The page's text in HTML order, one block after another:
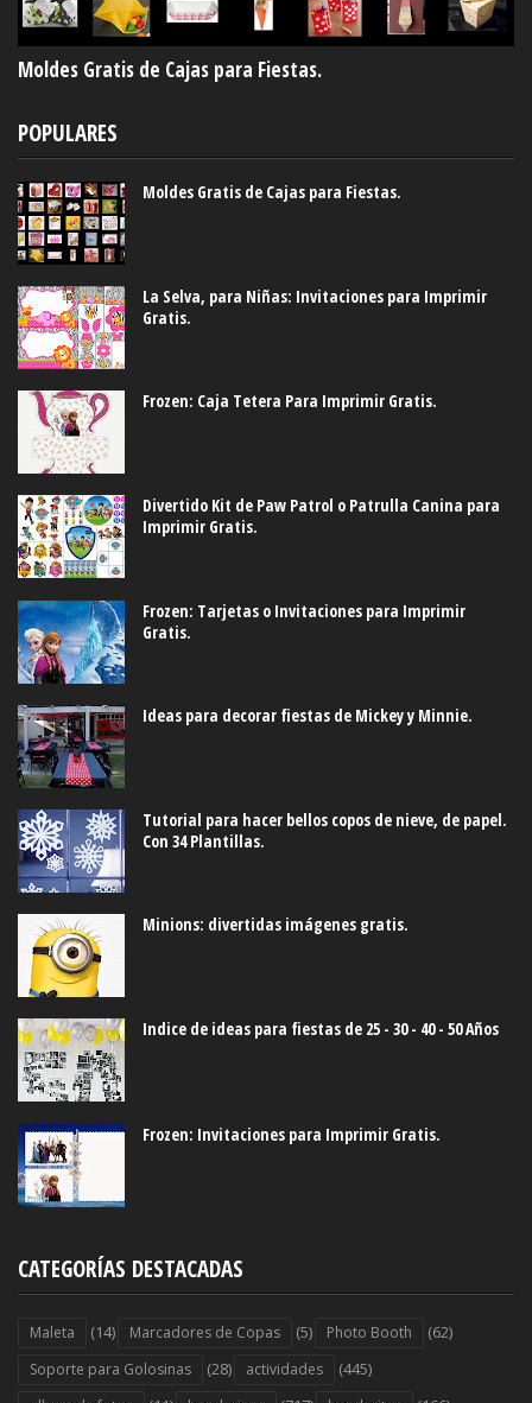
Moldes Gratis de Cajas para Fiestas.
POPULARES
Moldes Gratis de Cajas para Fiestas.
La Selva, para Niñas: Invitaciones para Imprimir
Gratis.
Frozen: Caja Tetera Para Imprimir Gratis.
Divertido Kit de Paw Patrol o Patrulla Canina para
Imprimir Gratis.
Frozen: Tarjetas o Invitaciones para Imprimir
Gratis.
Ideas para decorar fiestas de Mickey y Minnie.
Tutorial para hacer bellos copos de nieve, de papel.
Con 34 Plantillas.
Minions: divertidas imágenes gratis.
Indice de ideas para fiestas de 25 - 30 - 40 - 50 Años
Frozen: Invitaciones para Imprimir Gratis.
CATEGORÍAS DESTACADAS
Maleta (14) Marcadores de Copas (5) Photo Booth (62)
Soporte para Golosinas (28) actividades (445)